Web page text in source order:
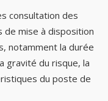
consultation des
de mise à disposition
notamment la durée
gravité du risque, la
du poste de